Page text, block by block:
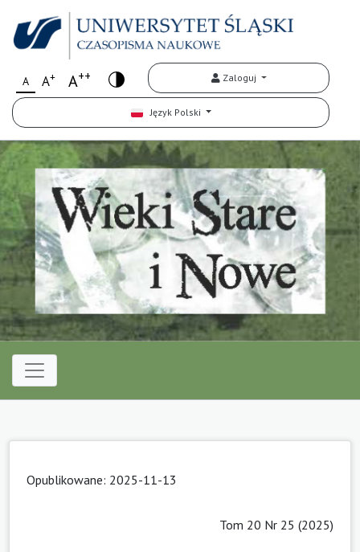
A A+ A++ Zaloguj
Język Polski
Opublikowane: 2025-11-13
Tom 20 Nr 25 (2025)